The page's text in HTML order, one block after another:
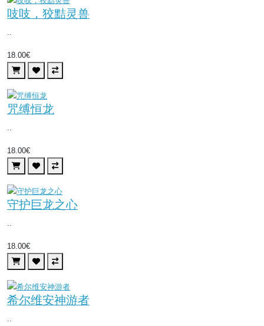
吱吱，狡黠灵兽
..
18.00€
咒缚恒龙
..
18.00€
守护巨龙之心
..
18.00€
希尔维安神游者
..